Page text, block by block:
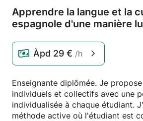
Apprendre la langue et la
espagnole d'une manière
Àpd 29 € /h
Enseignante diplômée. Je
individuels et collectifs avec une
individualisée à chaque étudiant.
méthode active où l'étudiant est